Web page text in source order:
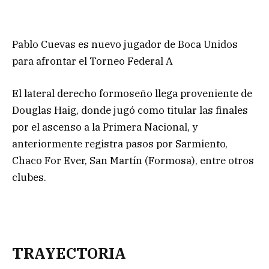
Pablo Cuevas es nuevo jugador de Boca Unidos
para afrontar el Torneo Federal A
El lateral derecho formoseño llega proveniente de
Douglas Haig, donde jugó como titular las finales
por el ascenso a la Primera Nacional, y
anteriormente registra pasos por Sarmiento,
Chaco For Ever, San Martín (Formosa), entre otros
clubes.
TRAYECTORIA